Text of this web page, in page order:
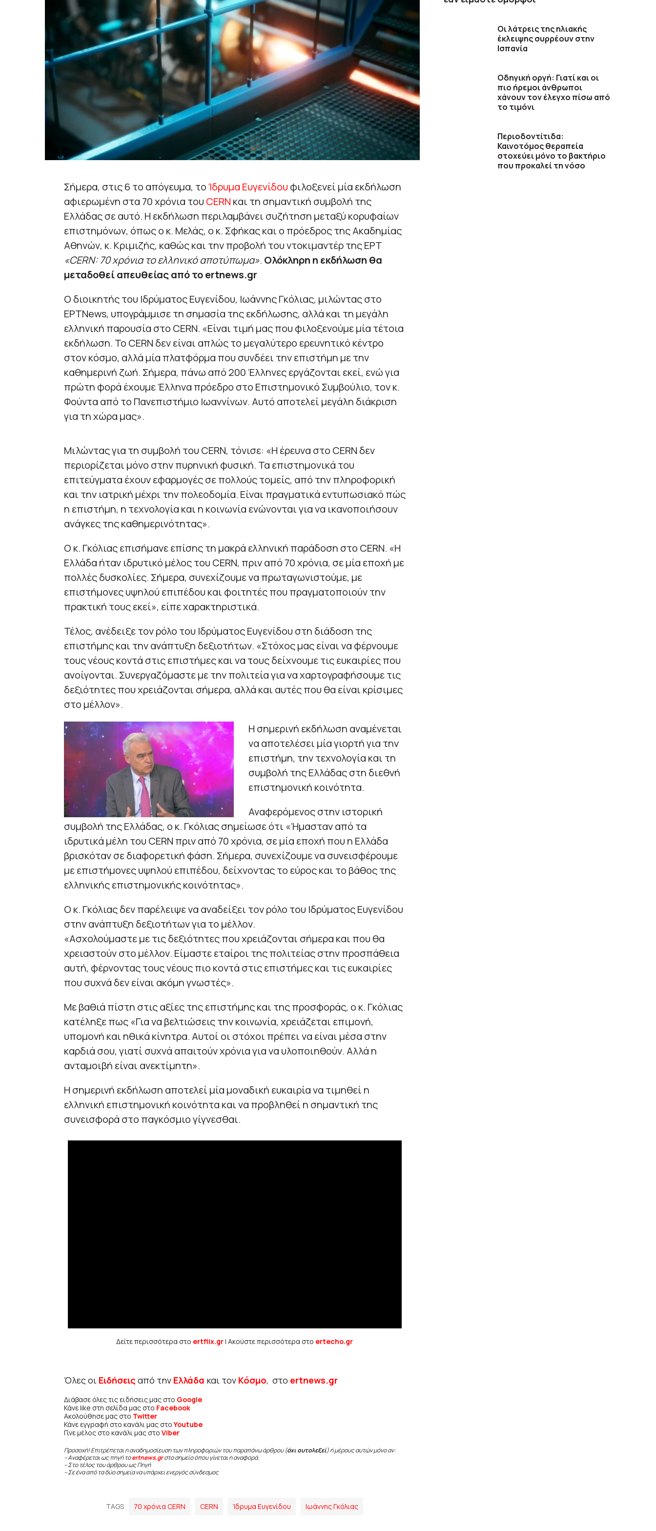
Σήμερα, στις 6 το απόγευμα, τοΊδρυμα Ευγενίδου φιλοξενεί μία εκδήλωση
αφιερωμένη στα 70 χρόνια του CERN και τη σημαντική συμβολή της
Ελλάδας σε αυτό. Η εκδήλωση περιλαμβάνει συζήτηση μεταξύ κορυφαίων
επιστημόνων, όπως ο κ. Μελάς, ο κ. Σφήκας και ο πρόεδρος της Ακαδημίας
Αθηνών, κ. Κριμιζής, καθώς και την προβολή του ντοκιμαντέρ της ΕΡΤ
«CERN: 70 χρόνια το ελληνικό αποτύπωμα». Ολόκληρη η εκδήλωση θα
μεταδοθεί απευθείας από το ertnews.gr
Ο διοικητής του Ιδρύματος Ευγενίδου, Ιωάννης Γκόλιας, μιλώντας στο
ΕΡΤNews, υπογράμμισε τη σημασία της εκδήλωσης, αλλά και τη μεγάλη
ελληνική παρουσία στο CERN. «Είναι τιμή μας που φιλοξενούμε μία τέτοια
εκδήλωση. Το CERN δεν είναι απλώς το μεγαλύτερο ερευνητικό κέντρο
στον κόσμο, αλλά μία πλατφόρμα που συνδέει την επιστήμη με την
καθημερινή ζωή. Σήμερα, πάνω από 200 Έλληνες εργάζονται εκεί, ενώ για
πρώτη φορά έχουμε Έλληνα πρόεδρο στο Επιστημονικό Συμβούλιο, τον κ.
Φούντα από το Πανεπιστήμιο Ιωαννίνων. Αυτό αποτελεί μεγάλη διάκριση
για τη χώρα μας».
Μιλώντας για τη συμβολή του CERN, τόνισε: «Η έρευνα στο CERN δεν
περιορίζεται μόνο στην πυρηνική φυσική. Τα επιστημονικά του
επιτεύγματα έχουν εφαρμογές σε πολλούς τομείς, από την πληροφορική
και την ιατρική μέχρι την πολεοδομία. Είναι πραγματικά εντυπωσιακό πώς
η επιστήμη, η τεχνολογία και η κοινωνία ενώνονται για να ικανοποιήσουν
ανάγκες της καθημερινότητας».
Ο κ. Γκόλιας επισήμανε επίσης τη μακρά ελληνική παράδοση στο CERN. «Η
Ελλάδα ήταν ιδρυτικό μέλος του CERN, πριν από 70 χρόνια, σε μία εποχή με
πολλές δυσκολίες. Σήμερα, συνεχίζουμε να πρωταγωνιστούμε, με
επιστήμονες υψηλού επιπέδου και φοιτητές που πραγματοποιούν την
πρακτική τους εκεί», είπε χαρακτηριστικά.
Τέλος, ανέδειξε τον ρόλο του Ιδρύματος Ευγενίδου στη διάδοση της
επιστήμης και την ανάπτυξη δεξιοτήτων. «Στόχος μας είναι να φέρνουμε
τους νέους κοντά στις επιστήμες και να τους δείχνουμε τις ευκαιρίες που
ανοίγονται. Συνεργαζόμαστε με την πολιτεία για να χαρτογραφήσουμε τις
δεξιότητες που χρειάζονται σήμερα, αλλά και αυτές που θα είναι κρίσιμες
στο μέλλον».
Η σημερινή εκδήλωση αναμένεται
να αποτελέσει μία γιορτή για την
επιστήμη, την τεχνολογία και τη
συμβολή της Ελλάδας στη διεθνή
επιστημονική κοινότητα.
Αναφερόμενος στην ιστορική
συμβολή της Ελλάδας, ο κ. Γκόλιας σημείωσε ότι «Ήμασταν από τα
ιδρυτικά μέλη του CERN πριν από 70 χρόνια, σε μία εποχή που η Ελλάδα
βρισκόταν σε διαφορετική φάση. Σήμερα, συνεχίζουμε να συνεισφέρουμε
με επιστήμονες υψηλού επιπέδου, δείχνοντας το εύρος και το βάθος της
ελληνικής επιστημονικής κοινότητας».
Ο κ. Γκόλιας δεν παρέλειψε να αναδείξει τον ρόλο του Ιδρύματος Ευγενίδου
στην ανάπτυξη δεξιοτήτων για το μέλλον.
«Ασχολούμαστε με τις δεξιότητες που χρειάζονται σήμερα και που θα
χρειαστούν στο μέλλον. Είμαστε εταίροι της πολιτείας στην προσπάθεια
αυτή, φέρνοντας τους νέους πιο κοντά στις επιστήμες και τις ευκαιρίες
που συχνά δεν είναι ακόμη γνωστές».
Με βαθιά πίστη στις αξίες της επιστήμης και της προσφοράς, ο κ. Γκόλιας
κατέληξε πως «Για να βελτιώσεις την κοινωνία, χρειάζεται επιμονή,
υπομονή και ηθικά κίνητρα. Αυτοί οι στόχοι πρέπει να είναι μέσα στην
καρδιά σου, γιατί συχνά απαιτούν χρόνια για να υλοποιηθούν. Αλλά η
ανταμοιβή είναι ανεκτίμητη».
Η σημερινή εκδήλωση αποτελεί μία μοναδική ευκαιρία να τιμηθεί η
ελληνική επιστημονική κοινότητα και να προβληθεί η σημαντική της
συνεισφορά στο παγκόσμιο γίγνεσθαι.
Δείτε περισσότερα στο ertflix.gr| Ακούστε περισσότερα στο ertecho.gr
Όλες οι Ειδήσεις από την Ελλάδα και τον Κόσμο, στο ertnews.gr
Διάβασε όλες τις ειδήσεις μας στο Google
Κάνε like στη σελίδα μας στο Facebook
Ακολούθησε μας στο Twitter
Κάνε εγγραφή στο κανάλι μας στοYoutube
Γίνε μέλος στο κανάλι μας στο Viber
Προσοχή! Επιτρέπεται η αναδημοσίευση των πληροφοριών του παραπάνω άρθρου (όχι αυτολεξεί) ή μέρους αυτών μόνο αν:
– Αναφέρεται ως πηγή τοertnews.gr στο σημείο όπου γίνεται η αναφορά.
– Στο τέλος του άρθρου ως Πηγή
– Σε ένα από τα δύο σημεία να υπάρχει ενεργός σύνδεσμος
TAGS 70 χρόνια CERN CERN Ίδρυμα Ευγενίδου Ιωάννης Γκόλιας
Οι λάτρεις της ηλιακής
έκλειψης συρρέουν στην
Ισπανία
Οδηγική οργή: Γιατί και οι
πιο ήρεμοι άνθρωποι
χάνουν τον έλεγχο πίσω από
το τιμόνι
Περιοδοντίτιδα:
Καινοτόμος θεραπεία
στοχεύει μόνο το βακτήριο
που προκαλεί τη νόσο